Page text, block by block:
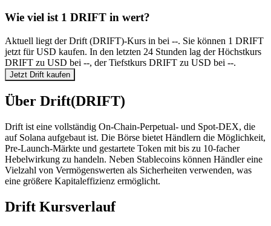
Wie viel ist 1 DRIFT in wert?
Aktuell liegt der Drift (DRIFT)-Kurs in bei --. Sie können 1 DRIFT
jetzt für USD kaufen. In den letzten 24 Stunden lag der Höchstkurs
DRIFT zu USD bei --, der Tiefstkurs DRIFT zu USD bei --.
Jetzt Drift kaufen
Über Drift(DRIFT)
Drift ist eine vollständig On-Chain-Perpetual- und Spot-DEX, die
auf Solana aufgebaut ist. Die Börse bietet Händlern die Möglichkeit,
Pre-Launch-Märkte und gestartete Token mit bis zu 10-facher
Hebelwirkung zu handeln. Neben Stablecoins können Händler eine
Vielzahl von Vermögenswerten als Sicherheiten verwenden, was
eine größere Kapitaleffizienz ermöglicht.
Drift Kursverlauf